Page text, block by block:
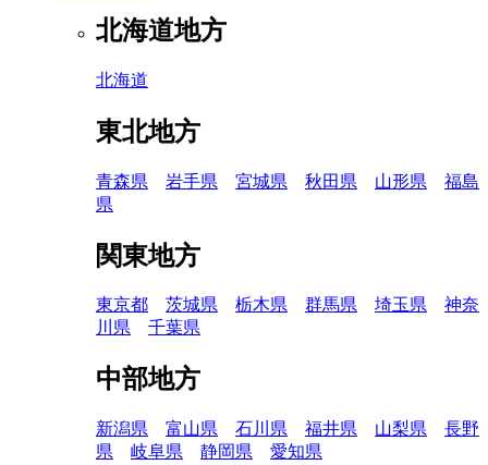
北海道地方
北海道
東北地方
青森県 岩手県 宮城県 秋田県 山形県
福島
県
関東地方
東京都 茨城県 栃木県 群馬県 埼玉県
神奈
川県
千葉県
中部地方
新潟県 富山県 石川県 福井県 山梨県
長野
県
岐阜県 静岡県 愛知県